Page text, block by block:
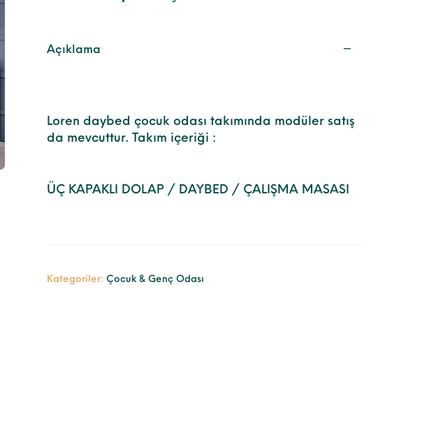
Açıklama
Loren daybed çocuk odası takımında modüler satış
da mevcuttur. Takım içeriği :
ÜÇ KAPAKLI DOLAP / DAYBED / ÇALIŞMA MASASI
Kategoriler: Çocuk & Genç Odası